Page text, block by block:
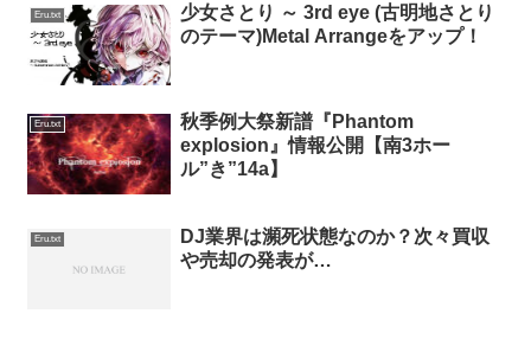
Eru.txt
少女さとり ～ 3rd eye (古明地さとり
のテーマ)Metal Arrangeをアップ！
Eru.txt
秋季例大祭新譜『Phantom
explosion』情報公開【南3ホー
ル”き”14a】
Eru.txt
DJ業界は瀕死状態なのか？次々買収
や売却の発表が…